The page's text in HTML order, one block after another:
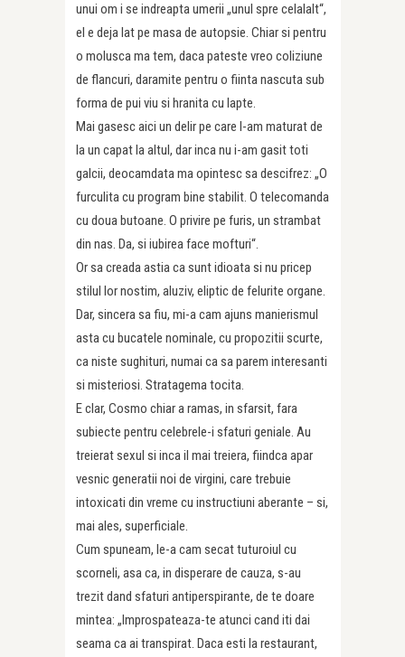
unui om i se indreapta umerii „unul spre celalalt“,
el e deja lat pe masa de autopsie. Chiar si pentru
o molusca ma tem, daca pateste vreo coliziune
de flancuri, daramite pentru o fiinta nascuta sub
forma de pui viu si hranita cu lapte.
Mai gasesc aici un delir pe care l-am maturat de
la un capat la altul, dar inca nu i-am gasit toti
galcii, deocamdata ma opintesc sa descifrez: „O
furculita cu program bine stabilit. O telecomanda
cu doua butoane. O privire pe furis, un strambat
din nas. Da, si iubirea face mofturi“.
Or sa creada astia ca sunt idioata si nu pricep
stilul lor nostim, aluziv, eliptic de felurite organe.
Dar, sincera sa fiu, mi-a cam ajuns manierismul
asta cu bucatele nominale, cu propozitii scurte,
ca niste sughituri, numai ca sa parem interesanti
si misteriosi. Stratagema tocita.
E clar, Cosmo chiar a ramas, in sfarsit, fara
subiecte pentru celebrele-i sfaturi geniale. Au
treierat sexul si inca il mai treiera, fiindca apar
vesnic generatii noi de virgini, care trebuie
intoxicati din vreme cu instructiuni aberante – si,
mai ales, superficiale.
Cum spuneam, le-a cam secat tuturoiul cu
scorneli, asa ca, in disperare de cauza, s-au
trezit dand sfaturi antiperspirante, de te doare
mintea: „Improspateaza-te atunci cand iti dai
seama ca ai transpirat. Daca esti la restaurant,